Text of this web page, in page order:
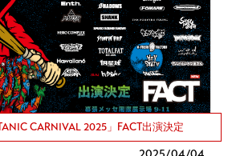
CARNIVAL 2025」FACT出演決定